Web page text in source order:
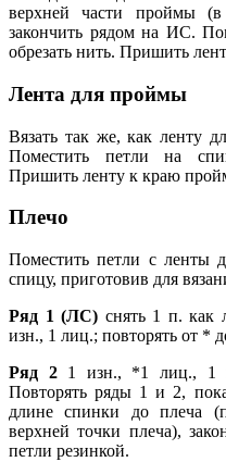
верхней части проймы (в
закончить рядом на ИС.
обрезать нить. Пришить
Лента для проймы
Вязать так же, как ленту
Поместить петли на
Пришить ленту к краю
Плечо
Поместить петли с ленты
спицу, приготовив для
Ряд 1 (ЛС) снять 1 п. как
изн., 1 лиц.; повторять от *
Ряд 21 изн., *1 лиц., 1
Повторять ряды 1 и 2,
длине спинки до плеча
верхней точки плеча),
петли резинкой.